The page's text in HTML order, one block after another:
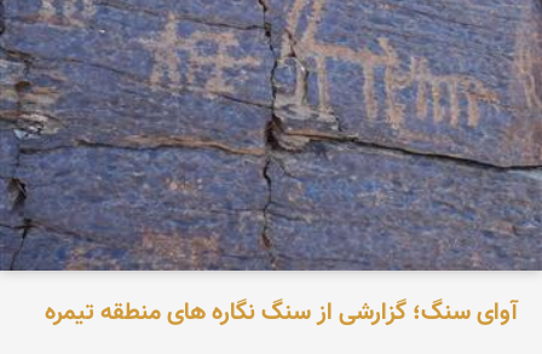
آوای سنگ؛ گزارشی از سنگ نگاره های منطقه تیمره